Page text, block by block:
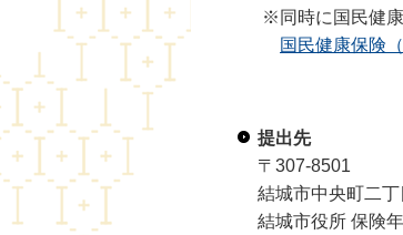
※同時に国民健
国民健康保険
提出先
〒307-8501
結城市中央町二
結城市役所 保険